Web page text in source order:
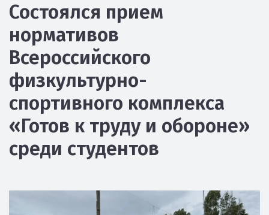
Состоялся прием
нормативов
Всероссийского
физкультурно-
спортивного комплекса
«Готов к труду и обороне»
среди студентов